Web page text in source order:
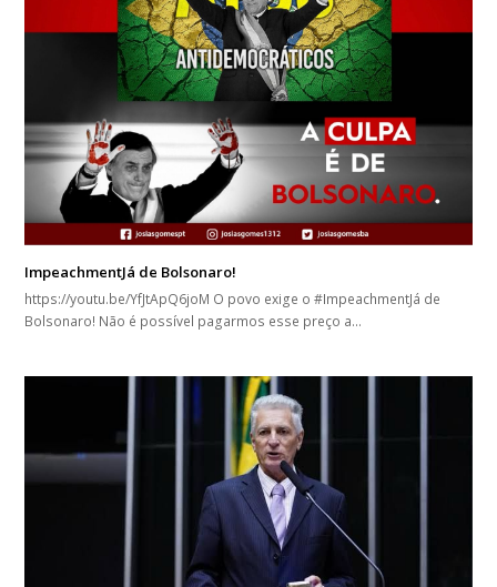
ImpeachmentJá de Bolsonaro!
https://youtu.be/YfJtApQ6joM O povo exige o #ImpeachmentJá de
Bolsonaro! Não é possível pagarmos esse preço a…